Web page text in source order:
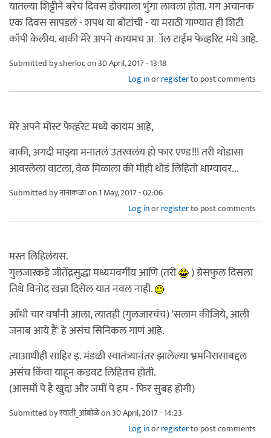
यातल्या शिट्टीने बरेच दिवस डोक्याला भुंगा लावला होता. मग अचानक
एक दिवस सापडलं - शपथ या बोटांची - या मराठी गाण्यात ही शिटी
कॉपी केलीय. बाकी मेरे अपने कायमच अॉल टाईम फेव्हरिट मधे आहे.
Submitted bysherlocon 30 April, 2017 - 13:18
Log inorregisterto post comments
मेरे अपने मोस्ट फेव्हरेट मध्ये कायम आहे,
बाकी, अगदी माझ्या मनातलं उतरवलंय हो फार एण्ड!!! तरी थोडासा
आवरलेला वाटला, वेळ मिळाला की मीही थोडं लिहितो धाग्यावर...
Submitted byनानाकळाon 1 May, 2017 - 02:06
Log inorregisterto post comments
मस्त लिहिलंयस.
गुलजारकडे जीतेंद्रसुद्धा मध्यमवर्गीय आणि (तरी
) ग्रेसफुल दिसला
तिथे विनोद खन्ना दिसेल यात नवल नाही.
आँधी चार वर्षांनी आला, त्यातही (गुलजारचंच) 'सलाम कीजिये, आली
जनाब आये हैं' हे असंच सिनिकल गाणं आहे.
त्याआधीही साहिर इ. मंडळी स्वातंत्र्यानंतर झालेल्या भ्रमनिरासाबद्दल
असंच किंवा याहून कडवट लिहितच होती.
(आसमाँ पे है खुदा और जमीं पे हम - फिर सुबह होगी)
Submitted byस्वाती_आंबोळेon 30 April, 2017 - 14:23
Log inorregisterto post comments